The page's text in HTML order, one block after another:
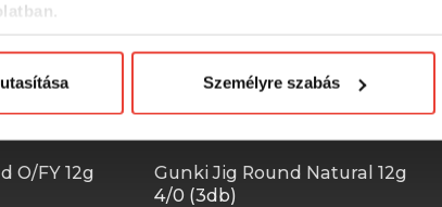
Személyre szabás
O/FY 12g
Gunki Jig Round Natural 12g
4/0 (3db)